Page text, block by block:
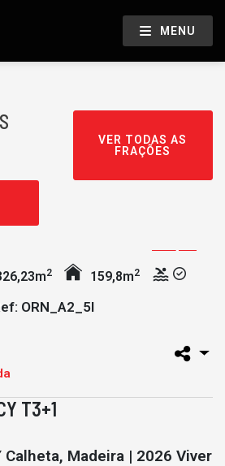
MENU
VER TODAS AS
FRAÇÕES
2 159,8m2
ORN_A2_5I
T3+1
Calheta, Madeira | 2026 Viver